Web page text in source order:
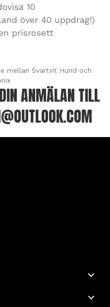
10
över 40 uppdrag!)
prisrosett
mellan Svartvit Hund och
ANMÄLAN TILL